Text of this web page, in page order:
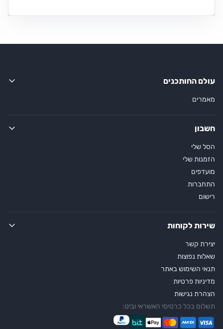
עולם החותכנים
מאמרים
חשבון
הסל שלי
הזמנות שלי
מועדפים
התחברות
רישום
שירות לקוחות
יצירת קשר
שאלות נפוצות
תנאי השימוש באתר
מדיניות פרטיות
הצהרת נגישות
תשלום בכל כרטיסי האשראי וביט: